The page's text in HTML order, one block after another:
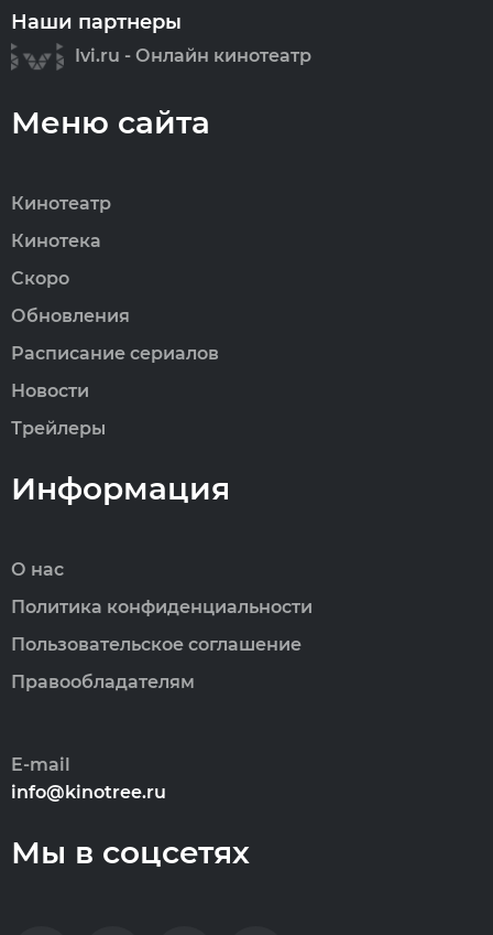
Наши партнеры
Ivi.ru - Онлайн кинотеатр
Меню сайта
Кинотеатр
Кинотека
Скоро
Обновления
Расписание сериалов
Новости
Трейлеры
Информация
О нас
Политика конфиденциальности
Пользовательское соглашение
Правообладателям
E-mail
info@kinotree.ru
Мы в соцсетях